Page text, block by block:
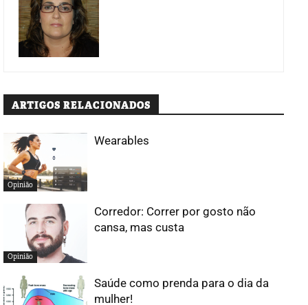
ARTIGOS RELACIONADOS
Opinião
Wearables
Opinião
Corredor: Correr por gosto não
cansa, mas custa
Saúde como prenda para o dia da
mulher!